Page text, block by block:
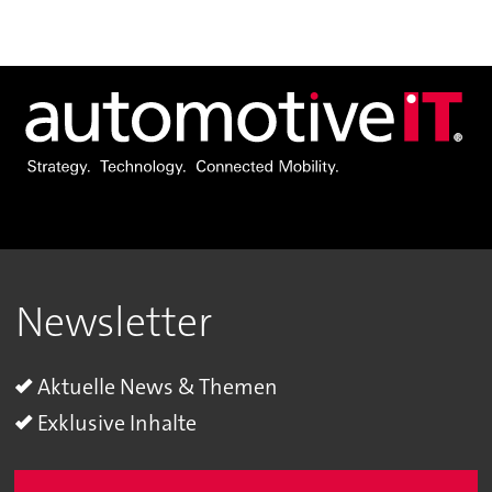
Newsletter
Aktuelle News & Themen
Exklusive Inhalte